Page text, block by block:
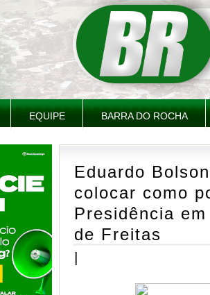
EQUIPE BARRA DO ROCHA
Eduardo
colocar como
Presidência
de Freitas
|